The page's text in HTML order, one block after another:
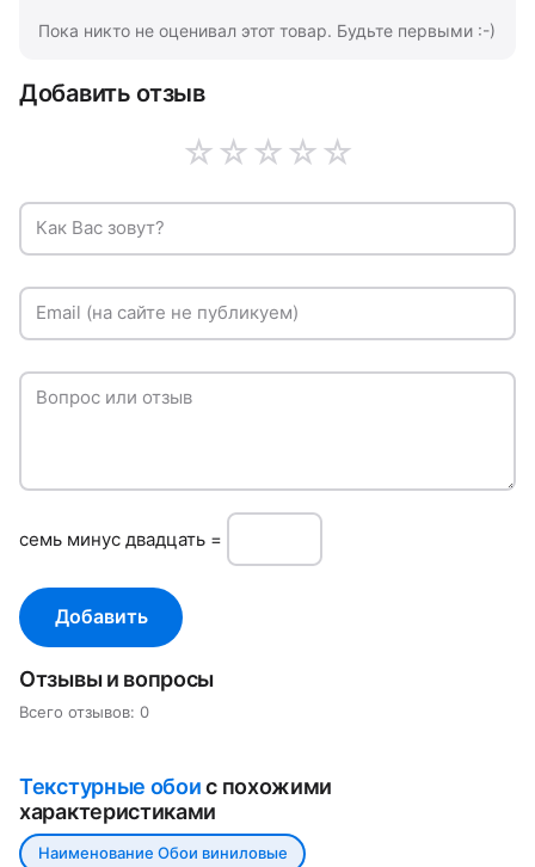
Пока никто не оценивал этот товар. Будьте первыми :-)
Добавить отзыв
☆
☆
☆
☆
☆
Как Вас зовут?
Email (на сайте не публикуем)
Вопрос или отзыв
сeмь минуc двадцать =
Добавить
Отзывы и вопросы
Всего отзывов: 0
Текстурные обоис похожими
характеристиками
Наименование Обои виниловые